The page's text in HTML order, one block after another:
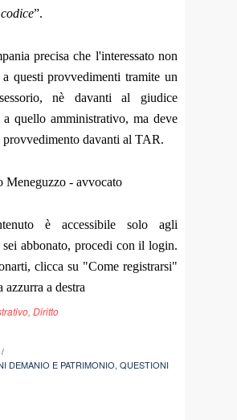
”.
precisa che l'interessato non
questi provvedimenti tramite un
nè davanti al giudice
quello amministrativo, ma deve
davanti al TAR.
Meneguzzo - avvocato
è accessibile solo agli
sei abbonato, procedi con il login.
clicca su "Come registrarsi"
azzurra a destra
, Diritto
/
DEMANIO E PATRIMONIO,QUESTIONI